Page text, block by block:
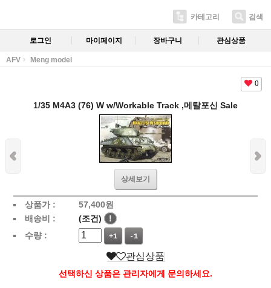
카테고리 검색
로그인 마이페이지 장바구니 관심상품
AFV Meng model
0
1/35 M4A3 (76) W w/Workable Track ,메탈포신 Sale
상세보기
상품가 : 57,400원
배송비 :
(조건)
!
수량 :
+1 -1
관심상품
선택하신 상품은 관리자에게 문의하세요.